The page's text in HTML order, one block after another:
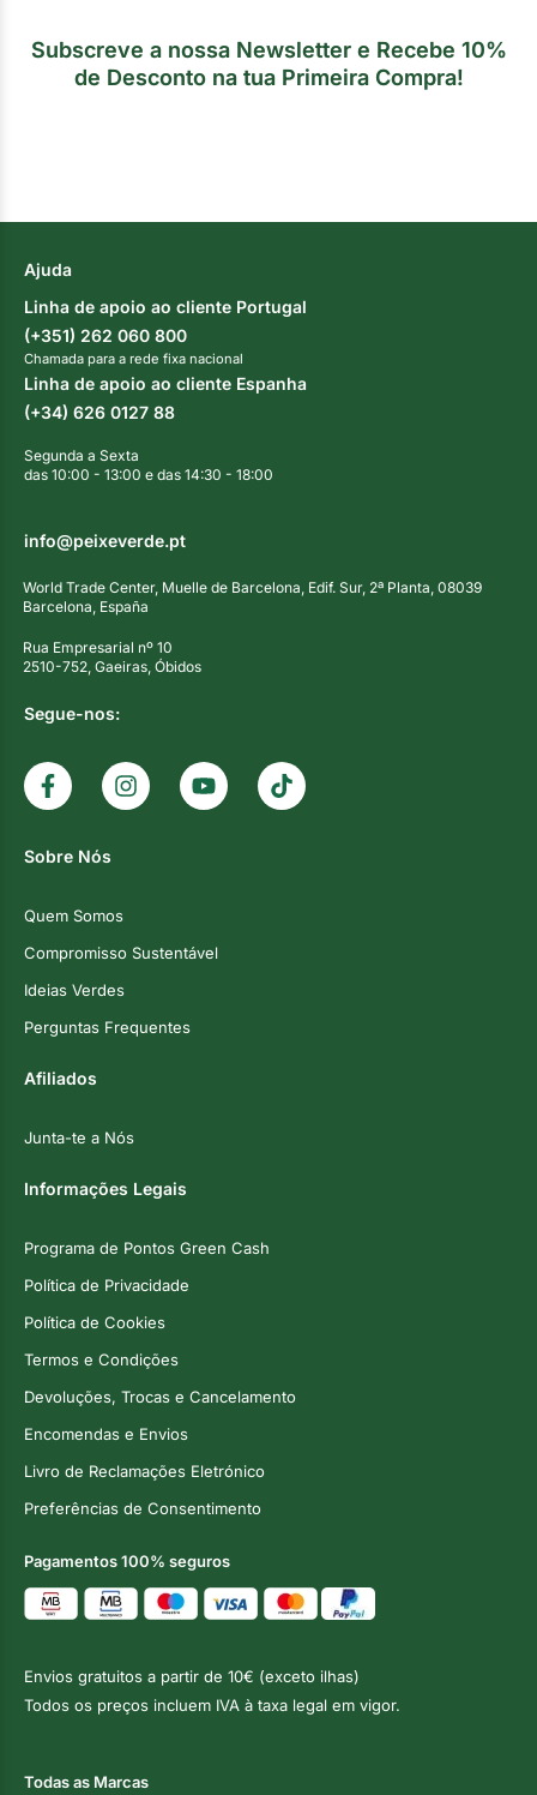
Subscreve a nossa Newsletter e Recebe 10%
de Desconto na tua Primeira Compra!
Ajuda
Linha de apoio ao cliente Portugal
(+351) 262 060 800
Chamada para a rede fixa nacional
Linha de apoio ao cliente Espanha
(+34) 626 0127 88
Segunda a Sexta
das 10:00 - 13:00 e das 14:30 - 18:00
info@peixeverde.pt
World Trade Center, Muelle de Barcelona, Edif. Sur, 2ª Planta, 08039
Barcelona, España
Rua Empresarial nº 10
2510-752, Gaeiras, Óbidos
Segue-nos:
Sobre Nós
Quem Somos
Compromisso Sustentável
Ideias Verdes
Perguntas Frequentes
Afiliados
Junta-te a Nós
Informações Legais
Programa de Pontos Green Cash
Política de Privacidade
Política de Cookies
Termos e Condições
Devoluções, Trocas e Cancelamento
Encomendas e Envios
Livro de Reclamações Eletrónico
Preferências de Consentimento
Pagamentos 100% seguros
Envios gratuitos a partir de 10€ (exceto ilhas)
Todos os preços incluem IVA à taxa legal em vigor.
Todas as Marcas